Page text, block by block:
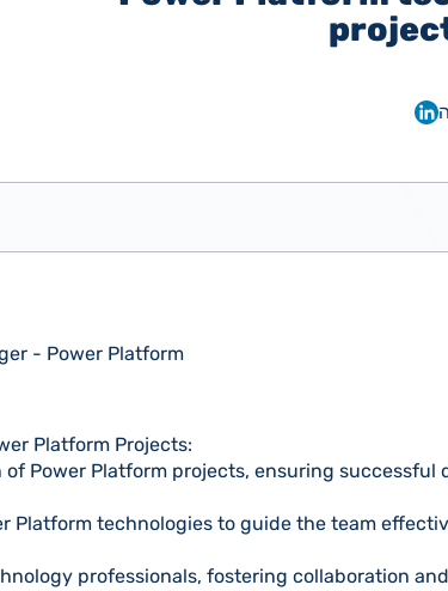
- Power Platform
Platform Projects:
Power Platform projects, ensuring successful
Platform technologies to guide the team
professionals, fostering collaboration